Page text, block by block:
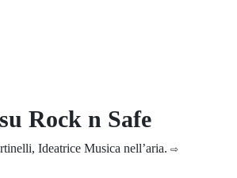
Rock n Safe
Ideatrice Musica nell’aria. ⇨